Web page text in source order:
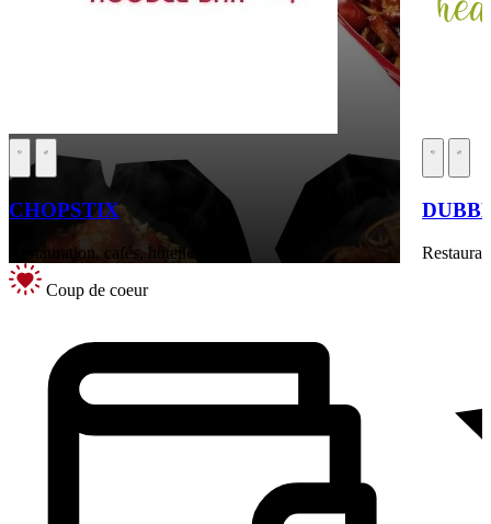
CHOPSTIX
Restauration, cafés, hôtellerie
Coup de coeur